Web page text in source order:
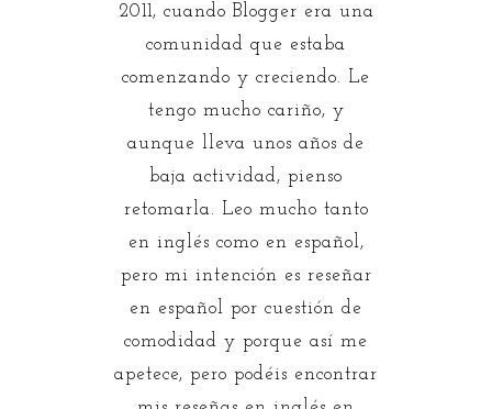
2011, cuando Blogger era una
comunidad que estaba
comenzando y creciendo. Le
tengo mucho cariño, y
aunque lleva unos años de
baja actividad, pienso
retomarla. Leo mucho tanto
en inglés como en español,
pero mi intención es reseñar
en español por cuestión de
comodidad y porque así me
apetece, pero podéis encontrar